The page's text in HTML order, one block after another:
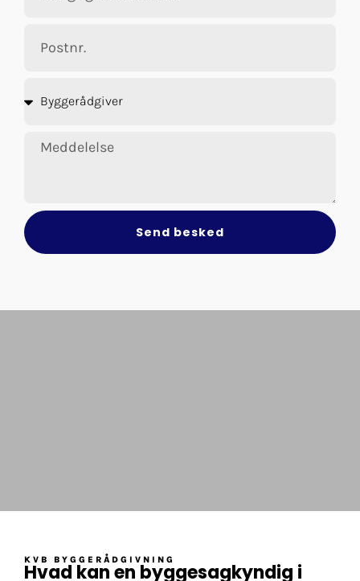
Send besked
KVB BYGGERÅDGIVNING
Hvad kan en byggesagkyndig i